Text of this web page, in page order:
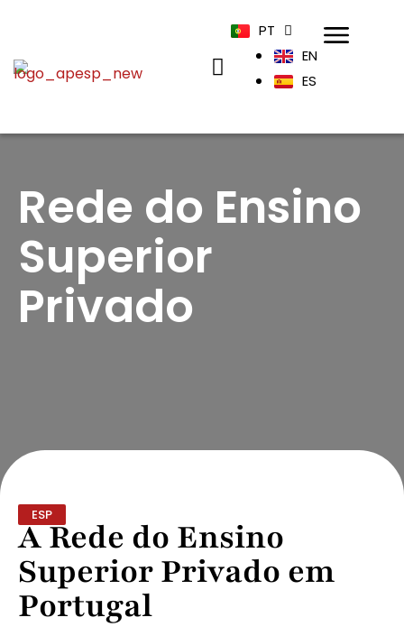
PT
EN
ES
Rede do Ensino
Superior
Privado
ESP
A Rede do Ensino
Superior Privado em
Portugal